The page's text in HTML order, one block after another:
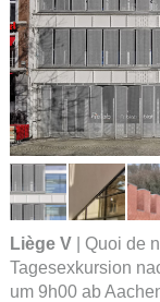
Liège V
| Quoi de
Tagesexkursion
um 9h00 ab